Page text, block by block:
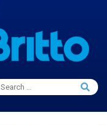
Search
for:
Search